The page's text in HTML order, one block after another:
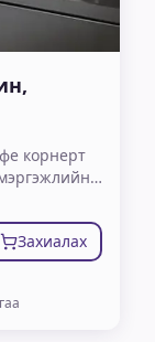
корнерт
зэрэг
LCD
Захиалах